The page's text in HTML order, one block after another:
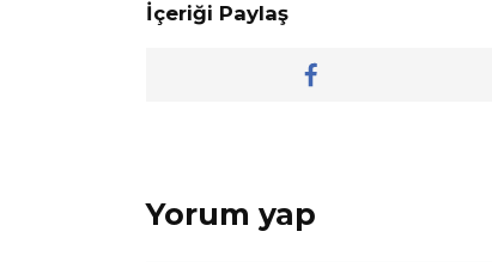
İçeriği Paylaş
Yorum yap